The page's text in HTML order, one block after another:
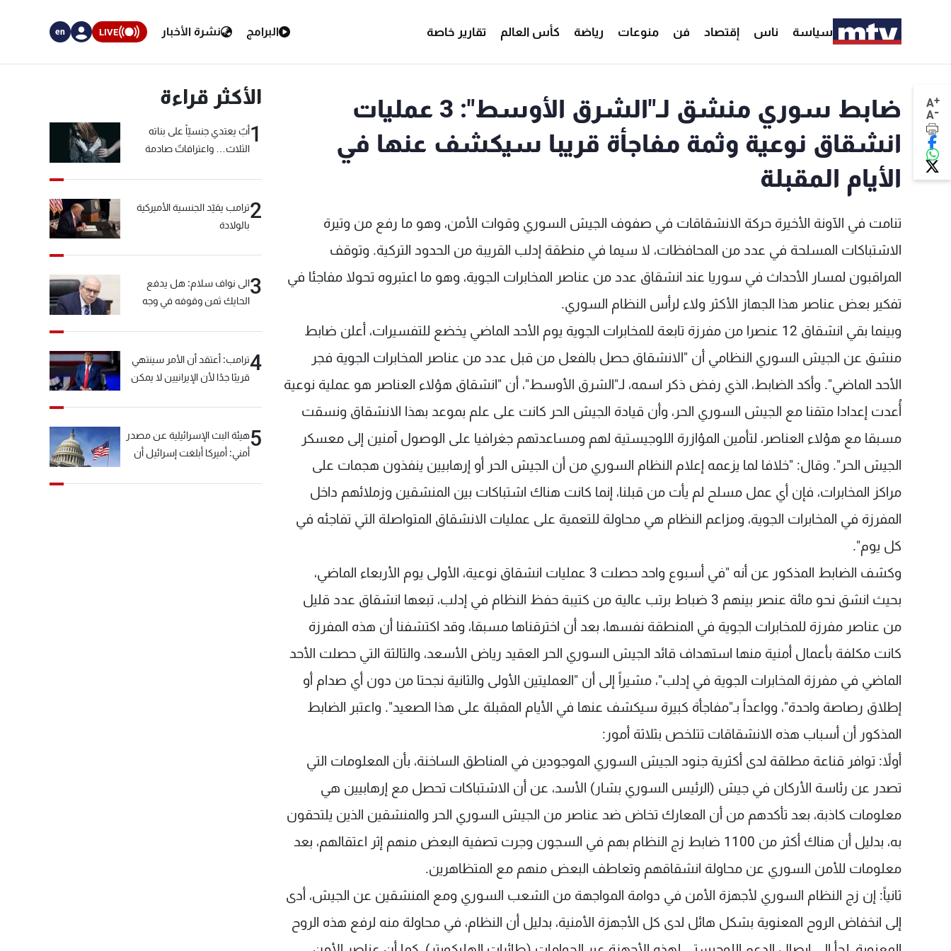
سياسة ناس إقتصاد فن منوعات رياضة كأس العالم تقارير خاصة البرامج نشرة الأخبار LIVE
en
A+
A-
ضابط سوري منشق لـ"الشرق الأوسط": 3 عمليات
انشقاق نوعية وثمة مفاجأة قريبا سيكشف عنها في
الأيام المقبلة
تنامت في الآونة الأخيرة حركة الانشقاقات في صفوف الجيش السوري وقوات الأمن، وهو ما رفع من وتيرة
الاشتباكات المسلحة في عدد من المحافظات، لا سيما في منطقة إدلب القريبة من الحدود التركية. وتوقف
المراقبون لمسار الأحداث في سوريا عند انشقاق عدد من عناصر المخابرات الجوية، وهو ما اعتبروه تحولا مفاجئا في
تفكير بعض عناصر هذا الجهاز الأكثر ولاء لرأس النظام السوري.
وبينما بقي انشقاق 12 عنصرا من مفرزة تابعة للمخابرات الجوية يوم الأحد الماضي يخضع للتفسيرات، أعلن ضابط
منشق عن الجيش السوري النظامي أن "الانشقاق حصل بالفعل من قبل عدد من عناصر المخابرات الجوية فجر
الأحد الماضي". وأكد الضابط، الذي رفض ذكر اسمه، لـ"الشرق الأوسط"، أن "انشقاق هؤلاء العناصر هو عملية نوعية
أُعدت إعدادا متقنا مع الجيش السوري الحر، وأن قيادة الجيش الحر كانت على علم بموعد بهذا الانشقاق ونسقت
مسبقا مع هؤلاء العناصر، لتأمين المؤازرة اللوجيستية لهم ومساعدتهم جغرافيا على الوصول آمنين إلى معسكر
الجيش الحر". وقال: "خلافا لما يزعمه إعلام النظام السوري من أن الجيش الحر أو إرهابيين ينفذون هجمات على
مراكز المخابرات، فإن أي عمل مسلح لم يأت من قبلنا، إنما كانت هناك اشتباكات بين المنشقين وزملائهم داخل
المفرزة في المخابرات الجوية، ومزاعم النظام هي محاولة للتعمية على عمليات الانشقاق المتواصلة التي تفاجئه في
كل يوم".
وكشف الضابط المذكور عن أنه "في أسبوع واحد حصلت 3 عمليات انشقاق نوعية، الأولى يوم الأربعاء الماضي،
بحيث انشق نحو مائة عنصر بينهم 3 ضباط برتب عالية من كتيبة حفظ النظام في إدلب، تبعها انشقاق عدد قليل
من عناصر مفرزة للمخابرات الجوية في المنطقة نفسها، بعد أن اخترقناها مسبقا، وقد اكتشفنا أن هذه المفرزة
كانت مكلفة بأعمال أمنية منها استهداف قائد الجيش السوري الحر العقيد رياض الأسعد، والثالثة التي حصلت الأحد
الماضي في مفرزة المخابرات الجوية في إدلب"، مشيراً إلى أن "العمليتين الأولى والثانية نجحتا من دون أي صدام أو
إطلاق رصاصة واحدة"، وواعداً بـ"مفاجأة كبيرة سيكشف عنها في الأيام المقبلة على هذا الصعيد". واعتبر الضابط
المذكور أن أسباب هذه الانشقاقات تتلخص بثلاثة أمور:
أولاً: توافر قناعة مطلقة لدى أكثرية جنود الجيش السوري الموجودين في المناطق الساخنة، بأن المعلومات التي
تصدر عن رئاسة الأركان في جيش (الرئيس السوري بشار) الأسد، عن أن الاشتباكات تحصل مع إرهابيين هي
معلومات كاذبة، بعد تأكدهم من أن المعارك تخاض ضد عناصر من الجيش السوري الحر والمنشقين الذين يلتحقون
به، بدليل أن هناك أكثر من 1100 ضابط زج النظام بهم في السجون وجرت تصفية البعض منهم إثر اعتقالهم، بعد
معلومات للأمن السوري عن محاولة انشقاقهم وتعاطف البعض منهم مع المتظاهرين.
ثانياً: إن زج النظام السوري لأجهزة الأمن في دوامة المواجهة من الشعب السوري ومع المنشقين عن الجيش، أدى
إلى انخفاض الروح المعنوية بشكل هائل لدى كل الأجهزة الأمنية، بدليل أن النظام، في محاولة منه لرفع هذه الروح
الأكثر قراءة
1أبٌ يعتدي جنسيّاً على بناته
الثلاث… واعترافاتٌ صادمة
2ترامب يقيّد الجنسية الأميركية
بالولادة
3الى نواف سلام: هل يدفع
الحايك ثمن وقوفه في وجه
4ترامب: أعتقد أن الأمر سينتهي
قريبًا جدًا لأن الإيرانيين لا يمكن
5هيئة البث الإسرائيلية عن مصدر
أمني: أميركا أبلغت إسرائيل أن